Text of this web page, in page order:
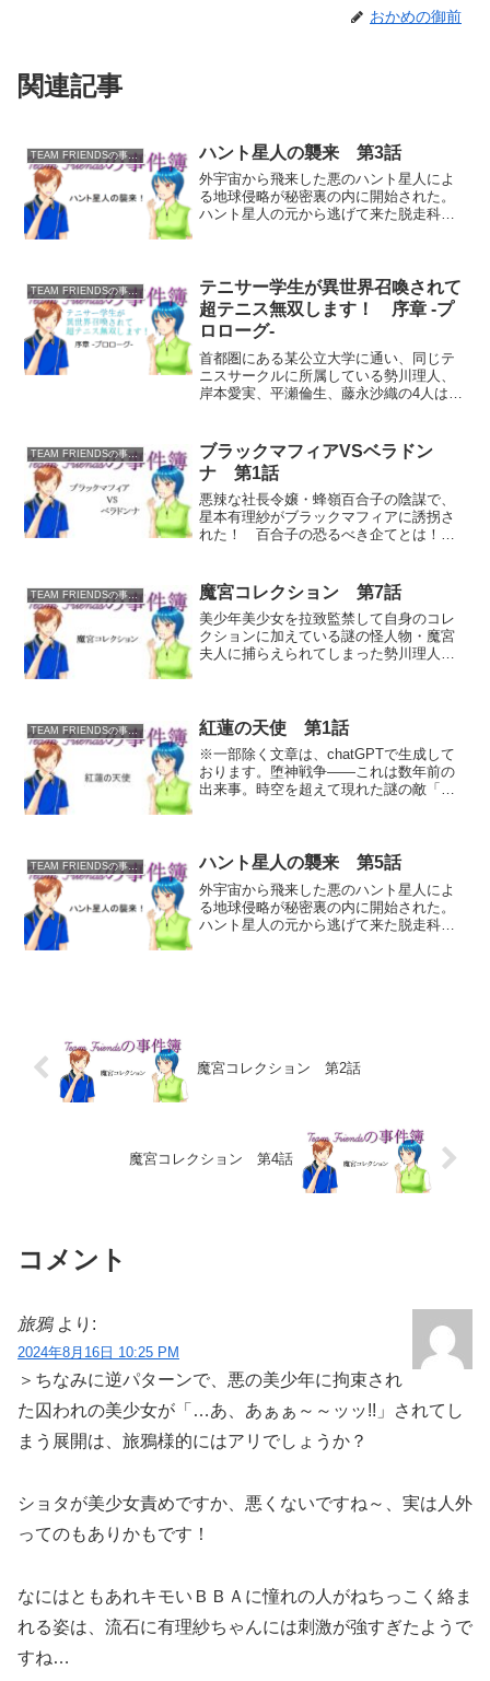
おかめの御前
関連記事
TEAM FRIENDSの事件簿 ハント星人の襲来 第3話
外宇宙から飛来した悪のハント星人によ
る地球侵略が秘密裏の内に開始された。
ハント星人の元から逃げて来た脱走科学
込まれることに...
TEAM FRIENDSの事件簿
テニサー学生が異世界召喚されて
超テニス無双します！ 序章 -プ
ロローグ-
首都圏にある某公立大学に通い、同じテ
ニスサークルに所属している勢川理人、
岸本愛実、平瀬倫生、藤永沙織の4人は、
の落雷を受けて意識を失い、気が付くと
見たこともない異世界に...
TEAM FRIENDSの事件簿
ブラックマフィアVSベラドン
ナ 第1話
悪辣な社長令嬢・蜂嶺百合子の陰謀で、
星本有理紗がブラックマフィアに誘拐さ
れた！ 百合子の恐るべき企てとは！？
だ？」「文句言わないの！ レディファー
ストでしょ？」 有理紗...
TEAM FRIENDSの事件簿 魔宮コレクション 第7話
美少年美少女を拉致監禁して自身のコレ
クションに加えている謎の怪人物・魔宮
夫人に捕らえられてしまった勢川理人、
け入れる理人たち。倫生...
TEAM FRIENDSの事件簿 紅蓮の天使 第1話
※一部除く文章は、chatGPTで生成して
おります。堕神戦争――これは数年前の
出来事。時空を超えて現れた謎の敵「堕
惑星・地球にも及ん...
TEAM FRIENDSの事件簿 ハント星人の襲来 第5話
外宇宙から飛来した悪のハント星人によ
る地球侵略が秘密裏の内に開始された。
ハント星人の元から逃げて来た脱走科学
魔宮コレクション 第2話
魔宮コレクション 第4話
コメント
旅鴉 より:
2024年8月16日 10:25 PM
＞ちなみに逆パターンで、悪の美少年に拘束され
た囚われの美少女が「…あ、あぁぁ～～ッッ!!」されてし
まう展開は、旅鴉様的にはアリでしょうか？
ショタが美少女責めですか、悪くないですね～、実は人外
ってのもありかもです！
なにはともあれキモいＢＢＡに憧れの人がねちっこく絡ま
れる姿は、流石に有理紗ちゃんには刺激が強すぎたようで
すね…